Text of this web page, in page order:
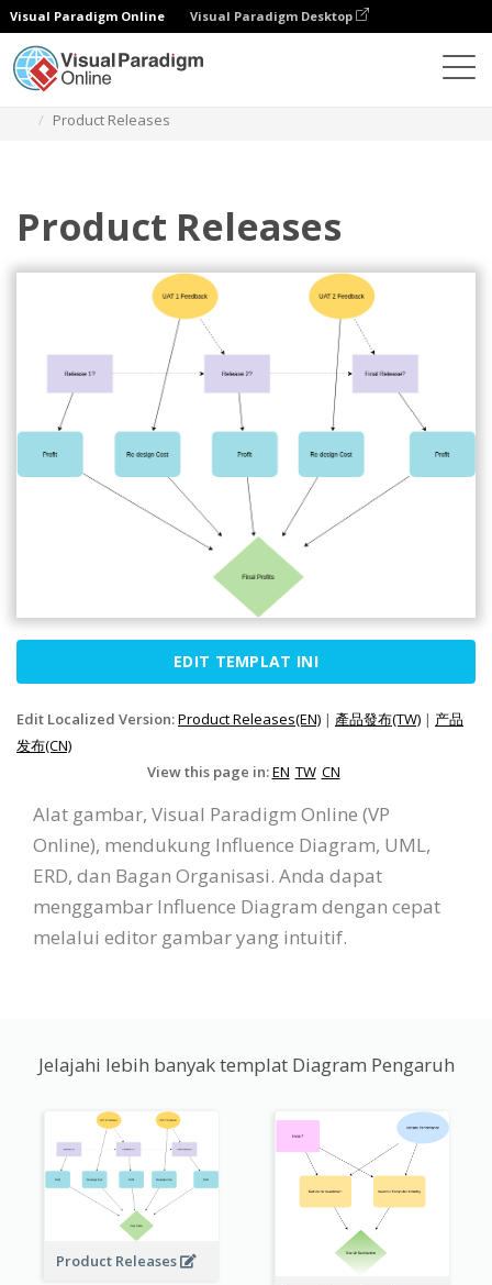
Visual Paradigm Online Visual Paradigm Desktop
Product Releases
Product Releases
EDIT TEMPLAT INI
Edit Localized Version:Product Releases(EN) | 產品發布(TW) | 产品
发布(CN)
View this page in:EN TW CN
Alat gambar, Visual Paradigm Online (VP
Online), mendukung Influence Diagram, UML,
ERD, dan Bagan Organisasi. Anda dapat
menggambar Influence Diagram dengan cepat
melalui editor gambar yang intuitif.
Jelajahi lebih banyak templat Diagram Pengaruh
Product Releases